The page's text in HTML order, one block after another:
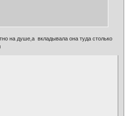
на душе,а вкладывала она туда столько